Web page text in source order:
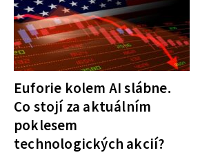
Euforie kolem AI slábne.
Co stojí za aktuálním
poklesem
technologických akcií?